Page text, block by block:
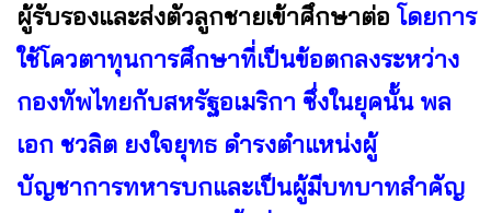
ผู้รับรองและส่งตัวลูกชายเข้าศึกษาต่อ โดยการ
ใช้โควตาทุนการศึกษาที่เป็นข้อตกลงระหว่าง
กองทัพไทยกับสหรัฐอเมริกา ซึ่งในยุคนั้น พล
เอก ชวลิต ยงใจยุทธ ดำรงตำแหน่งผู้
บัญชาการทหารบกและเป็นผู้มีบทบาทสำคัญ